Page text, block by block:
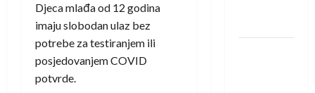
Djeca mlađa od 12 godina
imaju slobodan ulaz bez
potrebe za testiranjem ili
posjedovanjem COVID
potvrde.